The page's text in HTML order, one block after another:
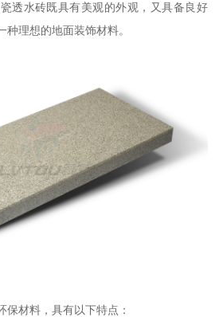
透水砖既具有美观的外观，又具备良好
理想的地面装饰材料。
保材料，具有以下特点：